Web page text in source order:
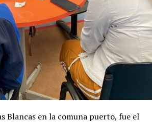
Blancas en la comuna puerto, fue el